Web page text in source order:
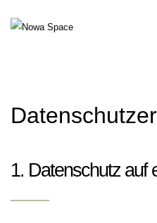
1. Datenschutz auf